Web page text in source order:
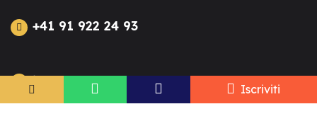
+41 91 922 24 93
info@tesl-lugano.ch Iscriviti